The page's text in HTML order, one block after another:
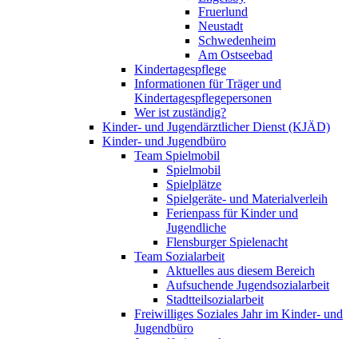
Fruerlund
Neustadt
Schwedenheim
Am Ostseebad
Kindertagespflege
Informationen für Träger und
Kindertagespflegepersonen
Wer ist zuständig?
Kinder- und Jugendärztlicher Dienst (KJÄD)
Kinder- und Jugendbüro
Team Spielmobil
Spielmobil
Spielplätze
Spielgeräte- und Materialverleih
Ferienpass für Kinder und
Jugendliche
Flensburger Spielenacht
Team Sozialarbeit
Aktuelles aus diesem Bereich
Aufsuchende Jugendsozialarbeit
Stadtteilsozialarbeit
Freiwilliges Soziales Jahr im Kinder- und
Jugendbüro